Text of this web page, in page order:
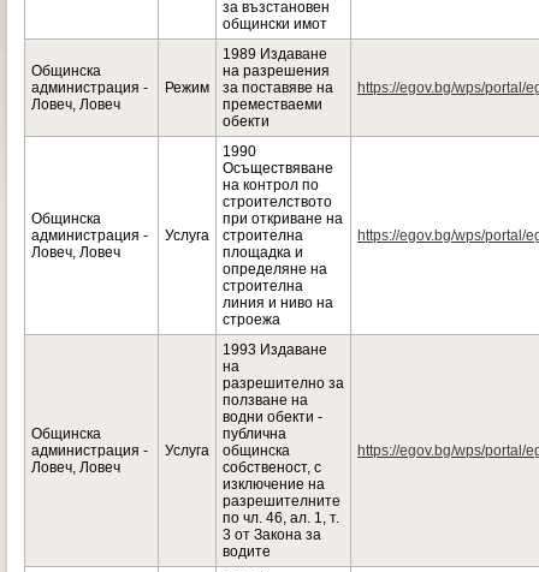
за възстановен
общински имот
Общинска
администрация -
Ловеч, Ловеч
Режим
1989 Издаване
на разрешения
за поставяве на
преместваеми
обекти
https://egov.bg/wps/portal/
Общинска
администрация -
Ловеч, Ловеч
Услуга
1990
Осъществяване
на контрол по
строителството
при откриване на
строителна
площадка и
определяне на
строителна
линия и ниво на
строежа
https://egov.bg/wps/portal/
Общинска
администрация -
Ловеч, Ловеч
Услуга
1993 Издаване
на
разрешително за
ползване на
водни обекти -
публична
общинска
собственост, с
изключение на
разрешителните
по чл. 46, ал. 1, т.
3 от Закона за
водите
https://egov.bg/wps/portal/